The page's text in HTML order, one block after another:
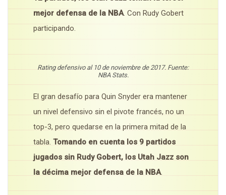
mejor defensa de la NBA. Con Rudy Gobert
participando.
Rating defensivo al 10 de noviembre de 2017. Fuente:
NBA Stats.
El gran desafío para Quin Snyder era mantener
un nivel defensivo sin el pivote francés, no un
top-3, pero quedarse en la primera mitad de la
tabla. Tomando en cuenta los 9 partidos
jugados sin Rudy Gobert, los Utah Jazz son
la décima mejor defensa de la NBA.